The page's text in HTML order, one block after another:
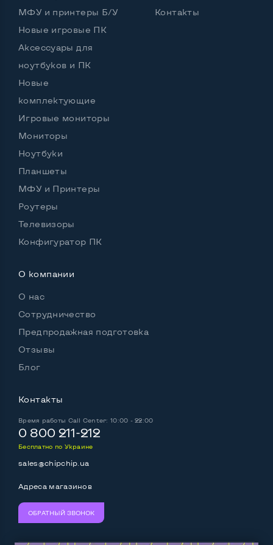
МФУ и принтеры Б/У
Новые игровые ПК
Аксессуары для
ноутбуков и ПК
Новые
комплектующие
Игровые мониторы
Мониторы
Ноутбуки
Планшеты
МФУ и Принтеры
Роутеры
Телевизоры
Конфигуратор ПК
Контакты
О компании
О нас
Сотрудничество
Предпродажная подготовка
Отзывы
Блог
Контакты
Время работы Call Center: 10:00 - 22:00
0 800 211-212
Бесплатно по Украине
sales@chipchip.ua
Адреса магазинов
ОБРАТНЫЙ ЗВОНОК